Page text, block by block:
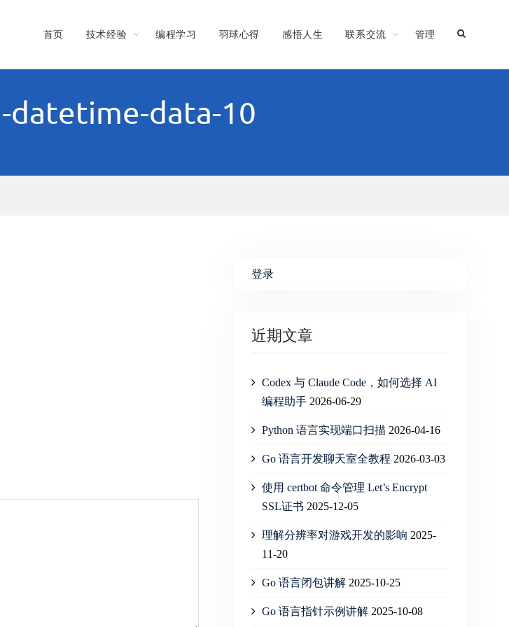
首页 技术经验 编程学习 羽球心得 感悟人生 联系交流 管理
datetime-data-10
登录
近期文章
Codex 与 Claude Code，如何选择 AI
编程助手 2026-06-29
Python 语言实现端口扫描 2026-04-16
Go 语言开发聊天室全教程 2026-03-03
使用 certbot 命令管理 Let’s Encrypt
SSL证书 2025-12-05
理解分辨率对游戏开发的影响 2025-
11-20
Go 语言闭包讲解 2025-10-25
Go 语言指针示例讲解 2025-10-08